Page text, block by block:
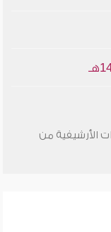
الأرشيفية من